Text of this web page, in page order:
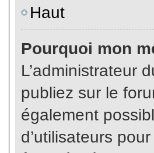
Haut
Pourquoi mon
L’administrateur
publiez sur le
également
d’utilisateurs